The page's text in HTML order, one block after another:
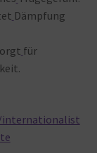
Dämpfung
für
internationalist